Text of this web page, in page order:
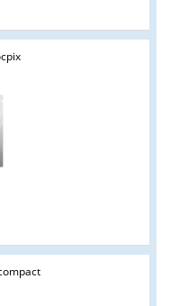
veřejnosti od 18 let a
Splňujete tyto